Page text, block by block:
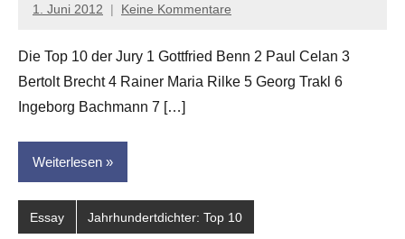
1. Juni 2012
Anton
Leitner
Keine Kommentare
Die Top 10 der Jury 1 Gottfried Benn 2 Paul Celan 3
Bertolt Brecht 4 Rainer Maria Rilke 5 Georg Trakl 6
Ingeborg Bachmann 7 […]
Weiterlesen
Essay Jahrhundertdichter: Top 10